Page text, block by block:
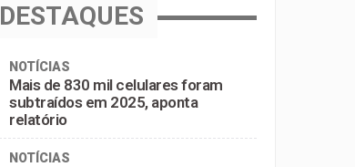
DESTAQUES
NOTÍCIAS
Mais de 830 mil celulares foram
subtraídos em 2025, aponta
relatório
NOTÍCIAS